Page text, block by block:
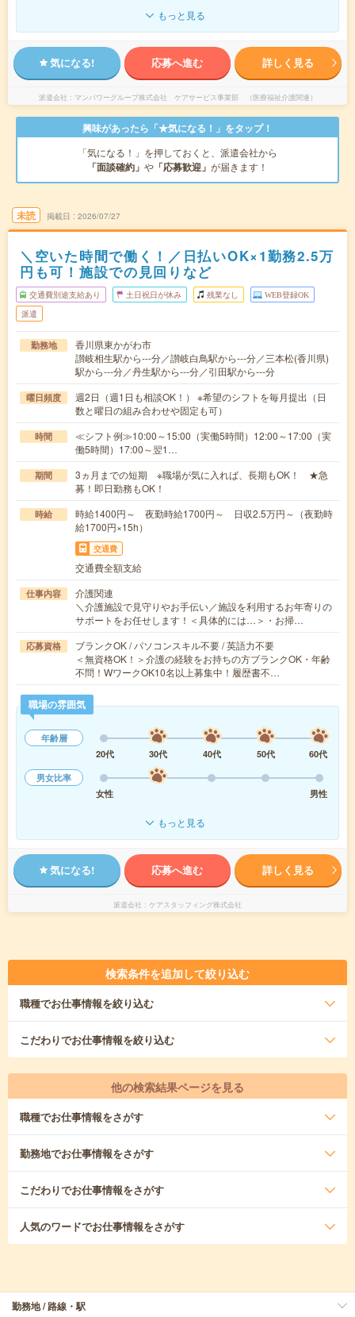
もっと見る
気になる! 応募へ進む 詳しく見る
派遣会社 マンパワーグループ株式会社 ケアサービス事業部 （医療福祉介護関連）
興味があったら「★気になる！」をタップ！
「気になる！」を押しておくと、派遣会社から
「面談確約」 や 「応募歓迎」 が届きます！
未読 掲載日 2026/07/27
＼空いた時間で働く！／日払いOK×1勤務2.5万
円も可！施設での見回りなど
交通費別途支給あり 土日祝日が休み 残業なし WEB登録OK
派遣
勤務地
香川県東かがわ市
讃岐相生駅から---分／讃岐白鳥駅から---分／三本松(香川県)
駅から---分／丹生駅から---分／引田駅から---分
曜日頻度
週2日（週1日も相談OK！） ※希望のシフトを毎月提出（日
数と曜日の組み合わせや固定も可）
時間
≪シフト例≫10:00～15:00（実働5時間）12:00～17:00（実
働5時間）17:00～翌1…
期間
3ヵ月までの短期 ※職場が気に入れば、長期もOK！ ★急
募！即日勤務もOK！
時給
時給1400円～ 夜勤時給1700円～ 日収2.5万円～（夜勤時
給1700円×15h）
交通費
交通費全額支給
仕事内容
介護関連
＼介護施設で見守りやお手伝い／施設を利用するお年寄りの
サポートをお任せします！＜具体的には…＞・お掃…
応募資格
ブランクOK / パソコンスキル不要 / 英語力不要
＜無資格OK！＞介護の経験をお持ちの方ブランクOK・年齢
不問！WワークOK10名以上募集中！履歴書不…
職場の雰囲気
年齢層
20代
30代 40代 50代
60代
男女比率
女性
男性
もっと見る
気になる! 応募へ進む 詳しく見る
派遣会社 ケアスタッフィング株式会社
検索条件を追加して絞り込む
職種でお仕事情報を絞り込む
こだわりでお仕事情報を絞り込む
他の検索結果ページを見る
職種でお仕事情報をさがす
勤務地でお仕事情報をさがす
こだわりでお仕事情報をさがす
人気のワードでお仕事情報をさがす
勤務地 / 路線・駅